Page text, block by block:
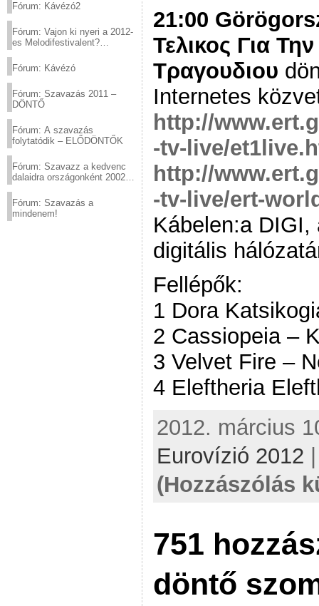
Fórum: Kávézó2
Fórum: Vajon ki nyeri a 2012-
es Melodifestivalent?
Fórum: Kávézó
Fórum: Szavazás 2011 –
DÖNTŐ
Fórum: A szavazás
folytatódik – ELŐDÖNTŐK
Fórum: Szavazz a kedvenc
dalaidra országonként 2002
Fórum: Szavazás a
mindenem!
21:00
Τελικος Για
Τραγουδιου
Internetes
http://
-tv-live/
http://
-tv-live/ert-
Kábelen:a
digitális
Fellépők:
1 Dora
2 Cassiopeia –
3 Velvet Fire –
4 Eleftheria
2012. március
Eurovízió 2012
(Hozzászólás
751
döntő